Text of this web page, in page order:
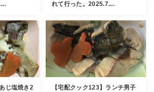
れて行った。2025.7....
じ塩焼き2
【宅配クック123】ランチ男子